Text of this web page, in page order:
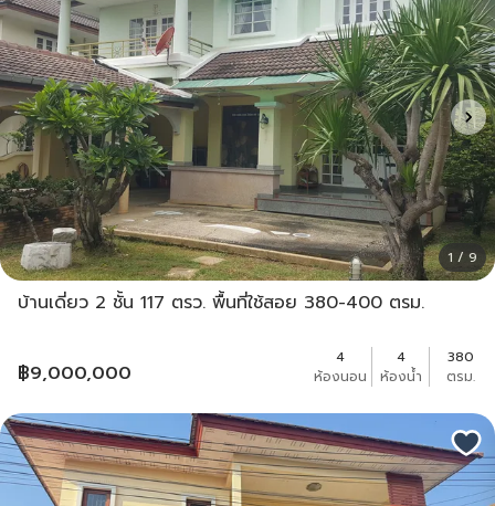
1 / 9
บ้านเดี่ยว 2 ชั้น 117 ตรว. พื้นที่ใช้สอย 380-400 ตรม.
฿9,000,000
4
ห้องนอน
4
ห้องน้ำ
380
ตรม.